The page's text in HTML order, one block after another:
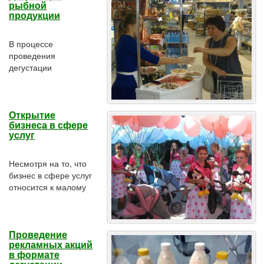
прекрасное средство
ознакомления
новинками
продукции,
выпускаемой
мясоперерабатывающими
рыбной
продукции
В процессе
проведения
дегустации
покупателей на
приятный,
характерный только
нежную
консистенцию и
«букет» созревшей
Открытие
бизнеса в сфере
услуг
Несмотря на то, что
бизнес в сфере услуг
относится к малому
что для начала даже
не требуются
огромные денежные
Проведение
рекламных акций
в формате